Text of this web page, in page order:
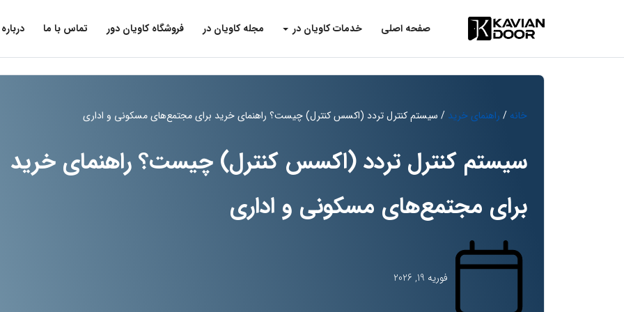
صفحه اصلی خدمات کاویان در مجله کاویان در فروشگاه کاویان دور تماس با ما
خانه / راهنمای خرید / سیستم کنترل تردد (اکسس کنترل) چیست؟ راهنمای خرید برای مجتمع‌های مسکونی و اداری
سیستم کنترل تردد (اکسس کنترل) چیست؟ راهنمای خرید
برای مجتمع‌های مسکونی و اداری
فوریه 19, 2026